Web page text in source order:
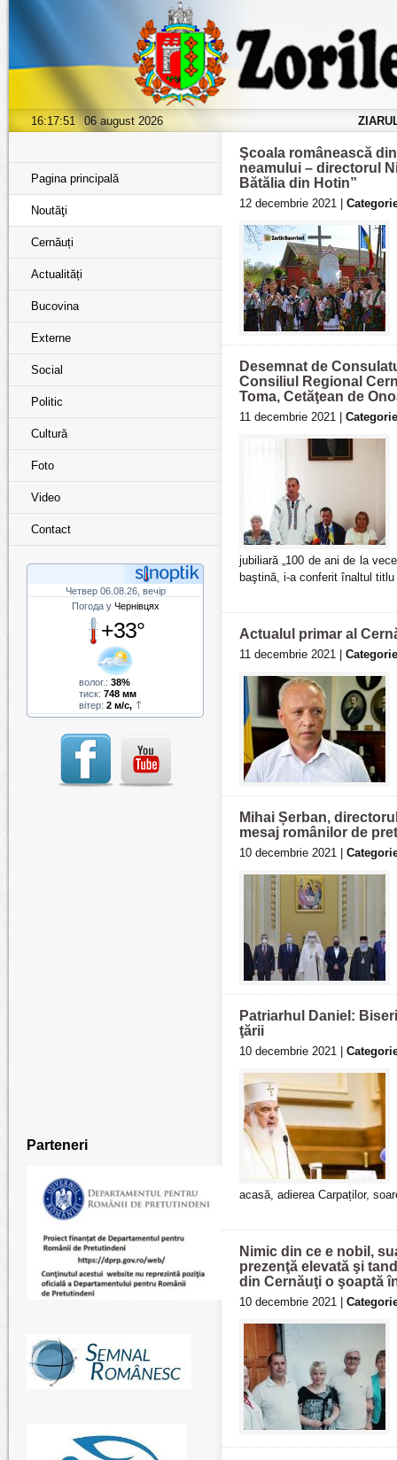
16:17:53 06 august 2026
Pagina principală
Noutăţi
Cernăuți
Actualități
Bucovina
Externe
Social
Politic
Cultură
Foto
Video
Contact
Четвер 06.08.26, вечір
Погода у Чернівцях
+33°
волог.: 38%
тиск: 748 мм
вітер: 2 м/с,
Parteneri
Şcoala românească
neamului – directorul
Bătălia din Hotin”
12 decembrie 2021 |
Desemnat de
Consiliul Regional
Toma, Cetăţean de
11 decembrie 2021 |
jubiliară „100 de ani de la
baştină, i-a conferit înaltul
Actualul primar al
11 decembrie 2021 |
Mihai Șerban,
mesaj românilor de
10 decembrie 2021 |
Patriarhul Daniel:
ţării
10 decembrie 2021 |
acasă, adierea Carpaților,
Nimic din ce e nobil,
prezenţă elevată şi
din Cernăuţi o şoaptă
10 decembrie 2021 |